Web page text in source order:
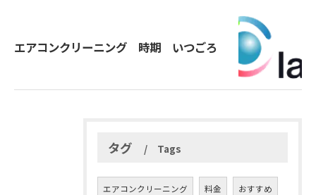
エアコンクリーニング 時期 いつごろ
タグ Tags
エアコンクリーニング 料金 おすすめ